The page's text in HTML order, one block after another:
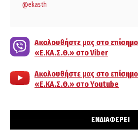
@ekasth
Ακολουθήστε μας στο επίσημο
«Ε.ΚΑ.Σ.Θ.» στο Viber
Ακολουθήστε μας στο επίσημο
«Ε.ΚΑ.Σ.Θ.» στο Youtube
ΕΝΔΙΑΦΕΡΕΙ